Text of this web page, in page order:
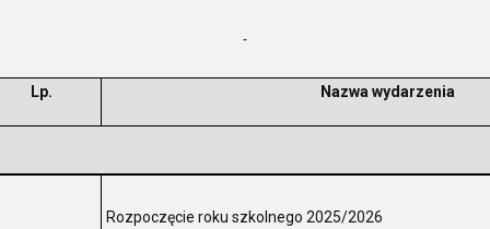
Lp. Nazwa wydarzenia
Rozpoczęcie roku szkolnego 2025/2026